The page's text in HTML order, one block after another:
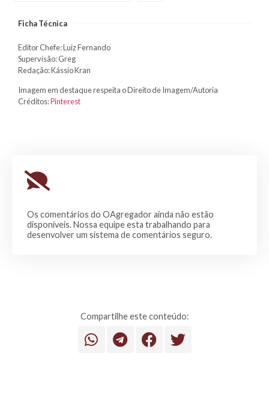
Ficha Técnica
Editor Chefe: Luiz Fernando
Supervisão: Greg
Redação: Kássio Kran
Imagem em destaque respeita o Direito de Imagem/Autoria
Créditos:Pinterest
Os comentários do OAgregador ainda não estão
disponíveis. Nossa equipe esta trabalhando para
desenvolver um sistema de comentários seguro.
Compartilhe este conteúdo: